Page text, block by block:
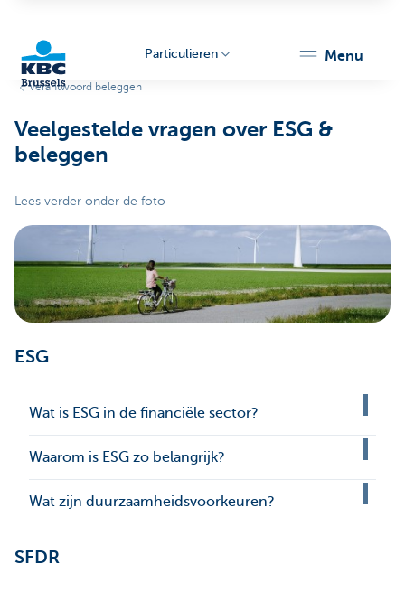
Brussels
Particulieren menu
Verantwoord beleggen
Veelgestelde vragen over ESG &
beleggen
Lees verder onder de foto
ESG
Wat is ESG in de financiële sector?
Waarom is ESG zo belangrijk?
Wat zijn duurzaamheidsvoorkeuren?
SFDR